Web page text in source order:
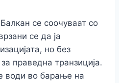
се соочуваат со
се да ја
но без
праведна транзиција.
води во барање на